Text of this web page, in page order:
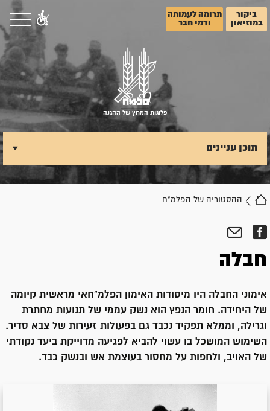
ביקור
במוזיאון
תרומה לעמותה
ודמי חבר
פלוגות המחץ של ההגנה
ההסטוריה של הפלמ"ח
תוכן עניינים
חבלה
אימוני החבלה היו מיסודות האימון הפלמ"חאי מראשית קיומה
של היחידה. חומר הנפץ הוא נשק עממי של תנועות מחתרת
וגרילה, וממלא תפקיד נכבד גם בפעולות זעירות של צבא סדיר.
השימוש המושכל בו עשוי להביא לפגיעה מדוייקת ביעד נקודתי
של האויב, ולחפות על מחסור בעוצמת אש ובנשק כבד.